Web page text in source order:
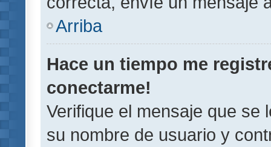
Arriba
Hace un tiempo me
conectarme!
Verifique el mensaje que se
su nombre de usuario y